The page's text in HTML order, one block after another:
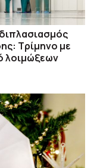
Τρίμηνο με
λοιμώξεων